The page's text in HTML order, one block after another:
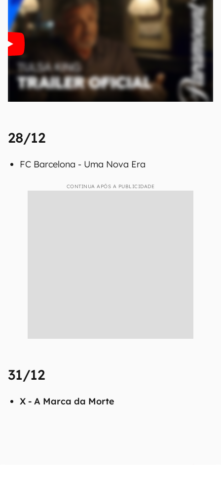
28/12
FC Barcelona - Uma Nova Era
CONTINUA APÓS A PUBLICIDADE
31/12
X - A Marca da Morte